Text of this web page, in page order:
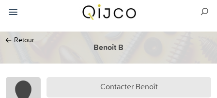
← Retour
Benoît B
Contacter Benoît